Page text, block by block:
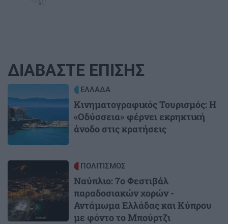
ΔΙΑΒΑΣΤΕ ΕΠΙΣΗΣ
ΕΛΛΑΔΑ
Κινηματογραφικός Τουρισμός: Η
«Οδύσσεια» φέρνει εκρηκτική
άνοδο στις κρατήσεις
Image ΠΟΛΙΤΙΣΜΟΣ
Ναύπλιο: 7ο Φεστιβάλ
παραδοσιακών χορών -
Αντάμωμα Ελλάδας και Κύπρου
με φόντο το Μπούρτζι